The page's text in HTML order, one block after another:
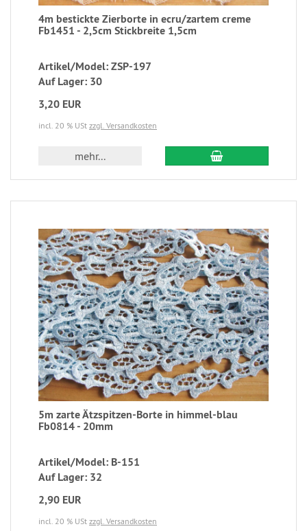
4m bestickte Zierborte in ecru/zartem creme
Fb1451 - 2,5cm Stickbreite 1,5cm ​​​​​​​
Artikel/Model: ZSP-197
Auf Lager: 30
3,20 EUR
incl. 20 % USt zzgl. Versandkosten
mehr...
5m zarte Ätzspitzen-Borte in himmel-blau
Fb0814 - 20mm
Artikel/Model: B-151
Auf Lager: 32
2,90 EUR
incl. 20 % USt zzgl. Versandkosten